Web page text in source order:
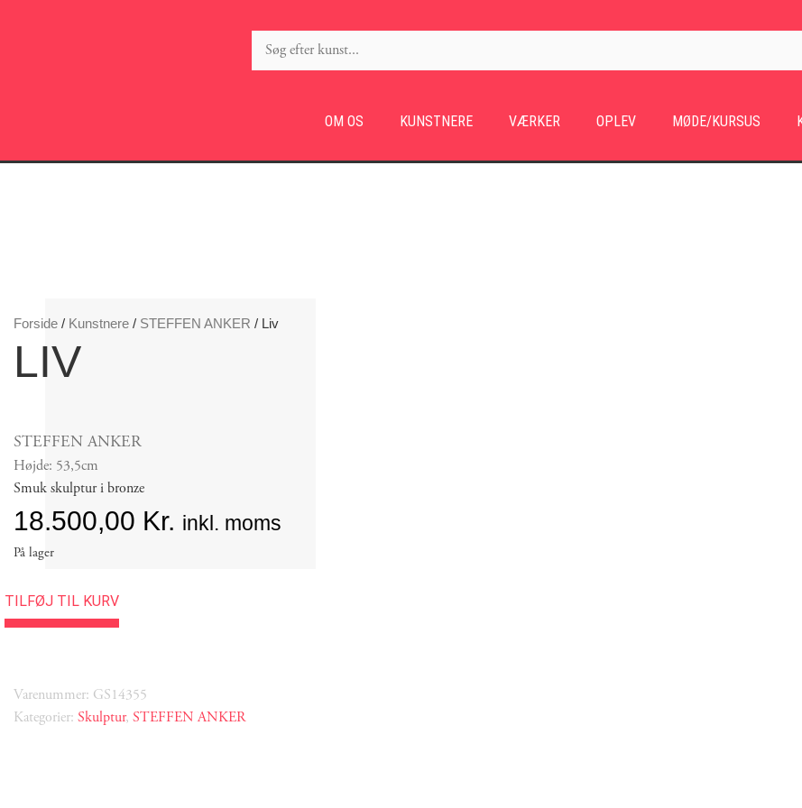
OM OS KUNSTNERE VÆRKER OPLEV MØDE/KURSUS
Forside / Kunstnere / STEFFEN ANKER / Liv
LIV
STEFFEN ANKER
Højde: 53,5cm
Smuk skulptur i bronze
18.500,00 Kr. inkl. moms
På lager
TILFØJ TIL KURV
Varenummer: GS14355
Kategorier: Skulptur, STEFFEN ANKER